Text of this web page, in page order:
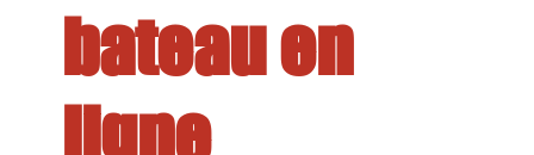
bateau en
ligne